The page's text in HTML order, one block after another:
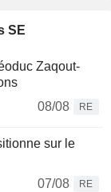
SE
Zaqout-
08/08
RE
sur le
07/08
RE